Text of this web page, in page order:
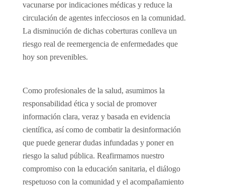
vacunarse por indicaciones médicas y reduce la
circulación de agentes infecciosos en la comunidad.
La disminución de dichas coberturas conlleva un
riesgo real de reemergencia de enfermedades que
hoy son prevenibles.
Como profesionales de la salud, asumimos la
responsabilidad ética y social de promover
información clara, veraz y basada en evidencia
científica, así como de combatir la desinformación
que puede generar dudas infundadas y poner en
riesgo la salud pública. Reafirmamos nuestro
compromiso con la educación sanitaria, el diálogo
respetuoso con la comunidad y el acompañamiento